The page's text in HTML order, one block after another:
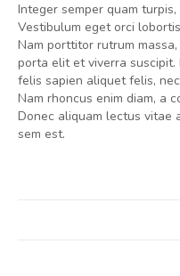
Integer semper quam
Vestibulum eget orci
Nam porttitor rutrum
porta elit et viverra
felis sapien aliquet felis,
Nam rhoncus enim diam, a
Donec aliquam lectus vitae
sem est.